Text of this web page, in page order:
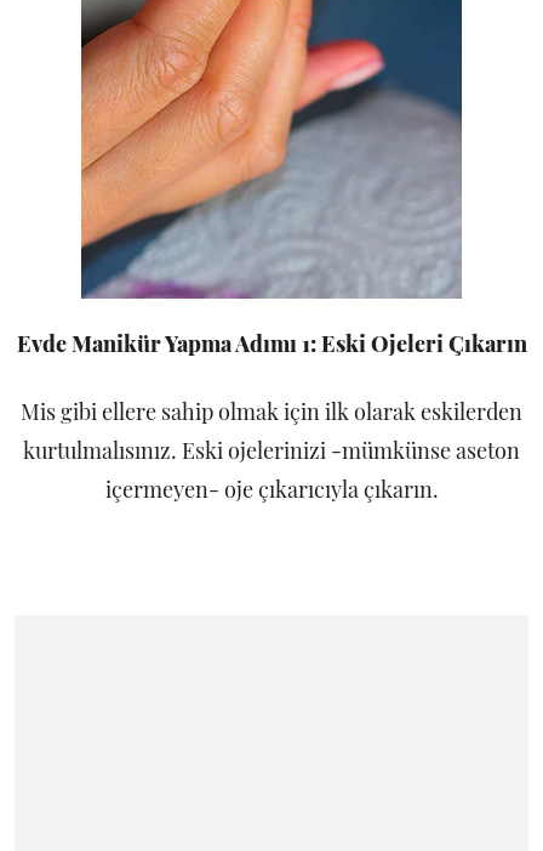
Evde Manikür Yapma Adımı 1: Eski Ojeleri Çıkarın
Mis gibi ellere sahip olmak için ilk olarak eskilerden
kurtulmalısınız. Eski ojelerinizi -mümkünse aseton
içermeyen- oje çıkarıcıyla çıkarın.